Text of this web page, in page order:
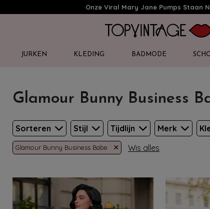
Onze Viral Mary Jane Pumps Staan
JURKEN KLEDING BADMODE
Glamour Bunny Business
Sorteren Stijl Tijdlijn Merk
Glamour Bunny Business Babe × Wis alles